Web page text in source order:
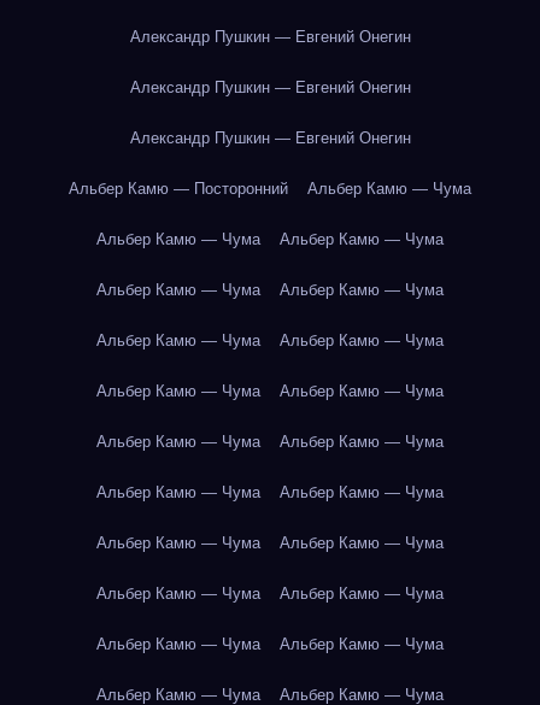
Александр Пушкин — Евгений Онегин
Александр Пушкин — Евгений Онегин
Александр Пушкин — Евгений Онегин
Альбер Камю — Посторонний Альбер Камю — Чума
Альбер Камю — Чума Альбер Камю — Чума
Альбер Камю — Чума Альбер Камю — Чума
Альбер Камю — Чума Альбер Камю — Чума
Альбер Камю — Чума Альбер Камю — Чума
Альбер Камю — Чума Альбер Камю — Чума
Альбер Камю — Чума Альбер Камю — Чума
Альбер Камю — Чума Альбер Камю — Чума
Альбер Камю — Чума Альбер Камю — Чума
Альбер Камю — Чума Альбер Камю — Чума
Альбер Камю — Чума Альбер Камю — Чума